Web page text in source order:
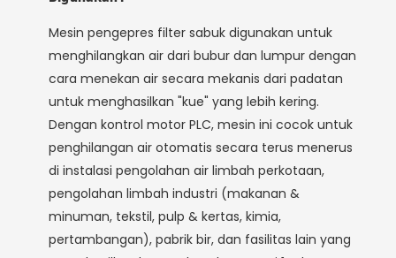
Mesin pengepres filter sabuk digunakan untuk
menghilangkan air dari bubur dan lumpur dengan
cara menekan air secara mekanis dari padatan
untuk menghasilkan "kue" yang lebih kering.
Dengan kontrol motor PLC, mesin ini cocok untuk
penghilangan air otomatis secara terus menerus
di instalasi pengolahan air limbah perkotaan,
pengolahan limbah industri (makanan &
minuman, tekstil, pulp & kertas, kimia,
pertambangan), pabrik bir, dan fasilitas lain yang